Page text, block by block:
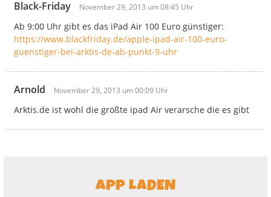
Black-Friday November 29, 2013 um 08:45 Uhr
Ab 9:00 Uhr gibt es das iPad Air 100 Euro günstiger:
https://www.blackfriday.de/apple-ipad-air-100-euro-
guenstiger-bei-arktis-de-ab-punkt-9-uhr
Arnold November 29, 2013 um 00:09 Uhr
Arktis.de ist wohl die größte ipad Air verarsche die es gibt
APP LADEN